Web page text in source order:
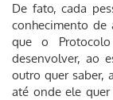
De fato, cada
conhecimento de
que o
desenvolver, ao
outro quer saber,
até onde ele